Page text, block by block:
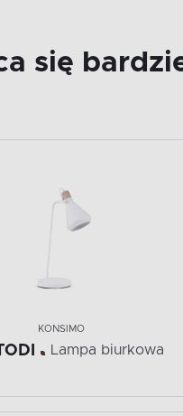
się
KONSIMO
Lampa biurkowa